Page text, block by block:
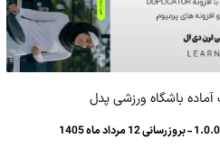
باشگاه ورزشی پدل